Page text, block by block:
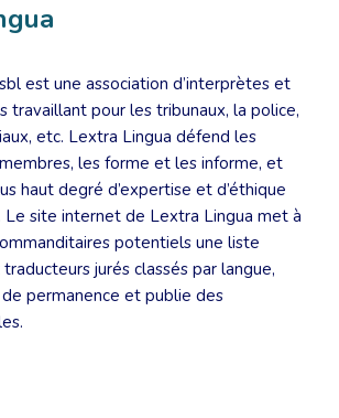
est une association d’interprètes et
travaillant pour les tribunaux, la police,
etc. Lextra Lingua défend les
les forme et les informe, et
haut degré d’expertise et d’éthique
Le site internet de Lextra Lingua met à
potentiels une liste
jurés classés par langue,
permanence et publie des